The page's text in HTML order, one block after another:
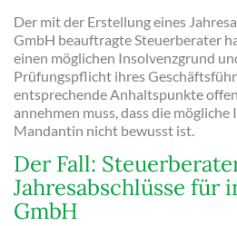
Der mit der Erstellung eines
GmbH beauftragte Steuerberater
einen möglichen Insolvenzgrund
Prüfungspflicht ihres
entsprechende Anhaltspunkte
annehmen muss, dass die
Mandantin nicht bewusst ist.
Der Fall:
Jahresabschlüsse für
GmbH